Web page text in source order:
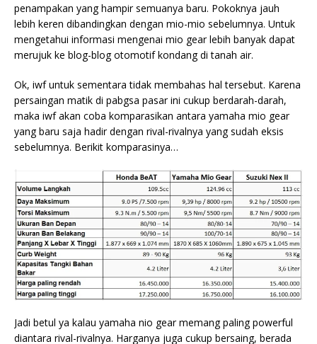
penampakan yang hampir semuanya baru. Pokoknya jauh
lebih keren dibandingkan dengan mio-mio sebelumnya. Untuk
mengetahui informasi mengenai mio gear lebih banyak dapat
merujuk ke blog-blog otomotif kondang di tanah air.
Ok, iwf untuk sementara tidak membahas hal tersebut. Karena
persaingan matik di pabgsa pasar ini cukup berdarah-darah,
maka iwf akan coba komparasikan antara yamaha mio gear
yang baru saja hadir dengan rival-rivalnya yang sudah eksis
sebelumnya. Berikit komparasinya…
Jadi betul ya kalau yamaha nio gear memang paling powerful
diantara rival-rivalnya. Harganya juga cukup bersaing, berada